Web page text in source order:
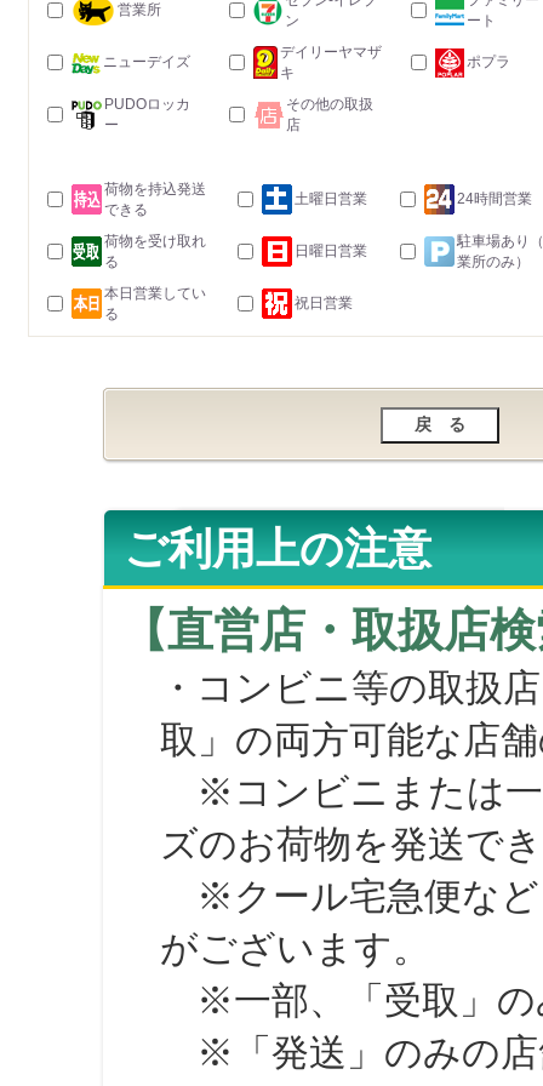
営業所
ン
ート
ニューデイズ
デイリーヤマザ
キ
ポプラ
PUDOロッカ
ー
その他の取扱
店
荷物を持込発送
できる
土曜日営業 24時間営業
荷物を受け取れ
る
日曜日営業
駐車場あり
業所のみ）
本日営業してい
る
祝日営業
ご利用上の注意
【直営店・取扱店
・コンビニ等の取扱
取」の両方可能な店
※コンビニまたは一
ズのお荷物を発送で
※クール宅急便など
がございます。
※一部、「受取」の
※「発送」のみの店